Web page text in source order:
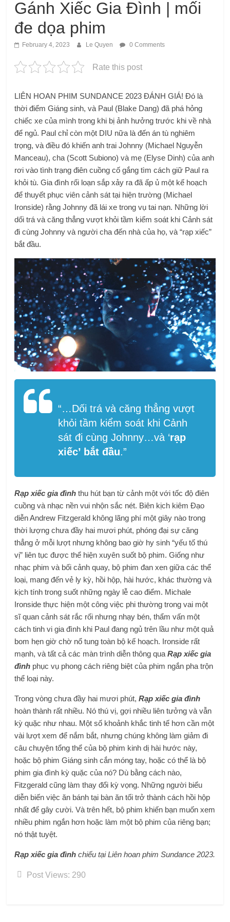
Gánh Xiếc Gia Đình | mối
đe dọa phim
February 4, 2023 Le Quyen 0 Comments
Rate this post
LIÊN HOAN PHIM SUNDANCE 2023 ĐÁNH GIÁ! Đó là
thời điểm Giáng sinh, và Paul (Blake Dang) đã phá hỏng
chiếc xe của mình trong khi bị ảnh hưởng trước khi về nhà
để ngủ. Paul chỉ còn một DIU nữa là đến án tù nghiêm
trọng, và điều đó khiến anh trai Johnny (Michael Nguyễn
Manceau), cha (Scott Subiono) và mẹ (Elyse Dinh) của anh
rơi vào tình trạng điên cuồng cố gắng tìm cách giữ Paul ra
khỏi tù. Gia đình rối loạn sắp xảy ra đã ấp ủ một kế hoạch
để thuyết phục viên cảnh sát tại hiện trường (Michael
Ironside) rằng Johnny đã lái xe trong vụ tai nạn. Những lời
dối trá và căng thẳng vượt khỏi tầm kiểm soát khi Cảnh sát
đi cùng Johnny và người cha đến nhà của họ, và “rạp xiếc”
bắt đầu.
“…Dối trá và căng thẳng vượt
khỏi tầm kiểm soát khi Cảnh
sát đi cùng Johnny…và ‘rạp
xiếc’ bắt đầu.”
Rạp xiếc gia đìnhthu hút bạn từ cảnh một với tốc độ điên
cuồng và nhạc nền vui nhộn sắc nét. Biên kịch kiêm Đạo
diễn Andrew Fitzgerald không lãng phí một giây nào trong
thời lượng chưa đầy hai mươi phút, phóng đại sự căng
thẳng ở mỗi lượt nhưng không bao giờ hy sinh “yếu tố thú
vị” liên tục được thể hiện xuyên suốt bộ phim. Giống như
nhạc phim và bối cảnh quay, bộ phim đan xen giữa các thể
loại, mang đến vẻ ly kỳ, hồi hộp, hài hước, khác thường và
kịch tính trong suốt những ngày lễ cao điểm. Michale
Ironside thực hiện một công việc phi thường trong vai một
sĩ quan cảnh sát rắc rối nhưng nhạy bén, thẩm vấn một
cách tinh vi gia đình khi Paul đang ngủ trên lầu như một quả
bom hẹn giờ chờ nổ tung toàn bộ kế hoạch. Ironside rất
mạnh, và tất cả các màn trình diễn thông quaRạp xiếc gia
đình phục vụ phong cách riêng biệt của phim ngắn pha trộn
thể loại này.
Trong vòng chưa đầy hai mươi phút,Rạp xiếc gia đình
hoàn thành rất nhiều. Nó thú vị, gợi nhiều liên tưởng và vẫn
kỳ quặc như nhau. Một số khoảnh khắc tinh tế hơn cần một
vài lượt xem để nắm bắt, nhưng chúng không làm giảm đi
câu chuyện tổng thể của bộ phim kinh dị hài hước này,
hoặc bộ phim Giáng sinh cắn móng tay, hoặc có thể là bộ
phim gia đình kỳ quặc của nó? Dù bằng cách nào,
Fitzgerald cũng làm thay đổi kỳ vọng. Những người biểu
diễn biến việc ăn bánh tại bàn ăn tối trở thành cách hồi hộp
nhất để gây cười. Và trên hết, bộ phim khiến bạn muốn xem
nhiều phim ngắn hơn hoặc làm một bộ phim của riêng bạn;
nó thật tuyệt.
Rạp xiếc gia đình chiếu tại Liên hoan phim Sundance 2023.
Post Views: 290